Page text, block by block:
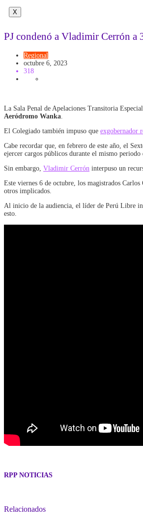
X
PJ condenó a Vladimir Cerrón a
Regional
octubre 6, 2023
318
La Sala Penal de Apelaciones Transitoria
Aeródromo Wanka
El Colegiado también impuso que exgobernador
Cabe recordar que, en febrero de este año, el
ejercer cargos públicos durante el mismo
Sin embargo, Vladimir Cerrón interpuso un
Este viernes 6 de octubre, los magistrados
otros implicados.
Al inicio de la audiencia, el líder de Perú Libre
esto.
RPP NOTICIAS
Relacionados